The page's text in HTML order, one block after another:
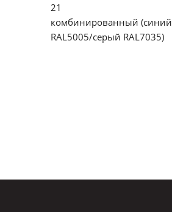
21
комбинированный (синий
RAL5005/серый RAL7035)